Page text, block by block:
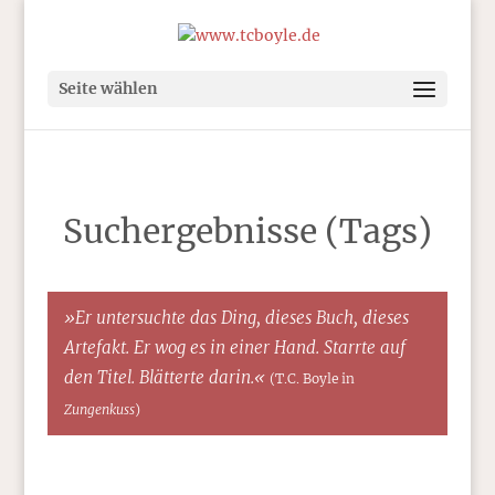
Seite wählen
Suchergebnisse (Tags)
»Er untersuchte das Ding, dieses Buch, dieses
Artefakt. Er wog es in einer Hand. Starrte auf
den Titel. Blätterte darin.« (T.C. Boyle in
Zungenkuss)